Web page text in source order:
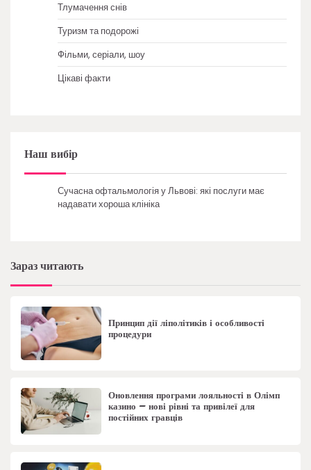
Тлумачення снів
Туризм та подорожі
Фільми, серіали, шоу
Цікаві факти
Наш вибір
Сучасна офтальмологія у Львові: які послуги має
надавати хороша клініка
Зараз читають
Принцип дії ліполітиків і особливості
процедури
Оновлення програми лояльності в Олімп
казино – нові рівні та привілеї для
постійних гравців